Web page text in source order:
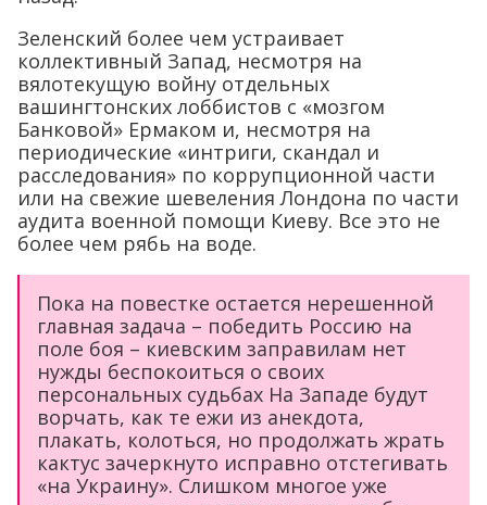
Зеленский более чем устраивает
коллективный Запад, несмотря на
вялотекущую войну отдельных
вашингтонских лоббистов с «мозгом
Банковой» Ермаком и, несмотря на
периодические «интриги, скандал и
расследования» по коррупционной части
или на свежие шевеления Лондона по части
аудита военной помощи Киеву. Все это не
более чем рябь на воде.
Пока на повестке остается нерешенной
главная задача – победить Россию на
поле боя – киевским заправилам нет
нужды беспокоиться о своих
персональных судьбах На Западе будут
ворчать, как те ежи из анекдота,
плакать, колоться, но продолжать жрать
кактус зачеркнуто исправно отстегивать
«на Украину». Слишком многое уже